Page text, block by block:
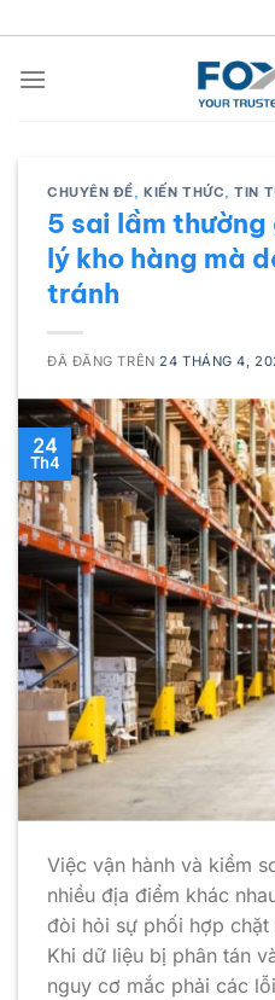
đến
nội
CHUYÊN ĐỀ,KIẾN THỨC,TIN
5 sai lầm
lý kho hàng mà
tránh
ĐÃ ĐĂNG TRÊN 24 THÁNG 4,
24
Th4
Việc vận hành và kiểm
nhiều địa điểm khác
đòi hỏi sự phối hợp
Khi dữ liệu bị phân tán
nguy cơ mắc phải các